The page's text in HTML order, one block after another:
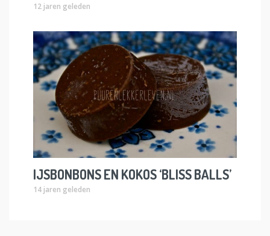
12 jaren geleden
IJSBONBONS EN KOKOS ‘BLISS BALLS’
14 jaren geleden